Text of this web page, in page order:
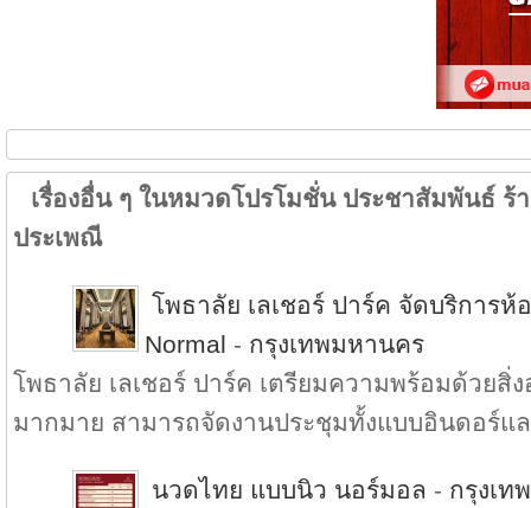
เรื่องอื่น ๆ ในหมวดโปรโมชั่น ประชาสัมพันธ์ ร้
ประเพณี
โพธาลัย เลเชอร์ ปาร์ค จัดบริการห้
Normal - กรุงเทพมหานคร
โพธาลัย เลเชอร์ ปาร์ค เตรียมความพร้อมด้วยสิ่
มากมาย สามารถจัดงานประชุมทั้งแบบอินดอร์แ
นวดไทย แบบนิว นอร์มอล - กรุงเท